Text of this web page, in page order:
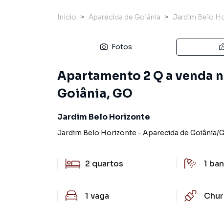
Início Aparecida de Goiânia Jardim Belo
Fotos
Apartamento 2 Q a venda
Goiânia, GO
Jardim Belo Horizonte
Jardim Belo Horizonte - Aparecida de Goiânia/
2 quartos 1
1 vaga